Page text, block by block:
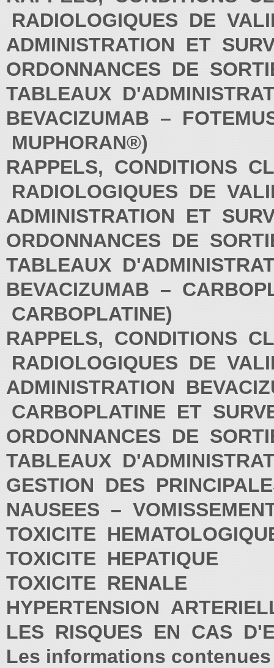
RADIOLOGIQUES DE
ADMINISTRATION ET
ORDONNANCES DE
TABLEAUX
BEVACIZUMAB –
MUPHORAN®)
RAPPELS, CONDITIONS
RADIOLOGIQUES DE
ADMINISTRATION ET
ORDONNANCES DE
TABLEAUX
BEVACIZUMAB –
CARBOPLATINE)
RAPPELS, CONDITIONS
RADIOLOGIQUES DE
ADMINISTRATION
CARBOPLATINE ET
ORDONNANCES DE
TABLEAUX
GESTION DES
NAUSEES –
TOXICITE
TOXICITE HEPATIQUE
TOXICITE RENALE
HYPERTENSION
LES RISQUES EN CAS
Les informations